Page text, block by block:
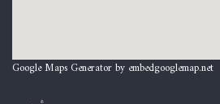
Google Maps Generator by embedgooglemap.net